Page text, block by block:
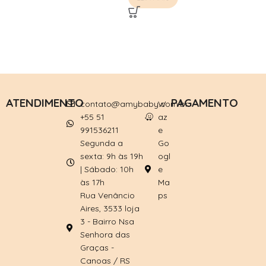
ATENDIMENTOcontato@amybaby.com.br
+55 51
991536211
Segunda a
sexta: 9h às 19h
| Sábado: 10h
às 17h
Rua Venâncio
Aires, 3533 loja
3 - Bairro Nsa
Senhora das
Graças -
Canoas / RS
W
az
e
Go
ogl
e
Ma
ps
PAGAMENTO